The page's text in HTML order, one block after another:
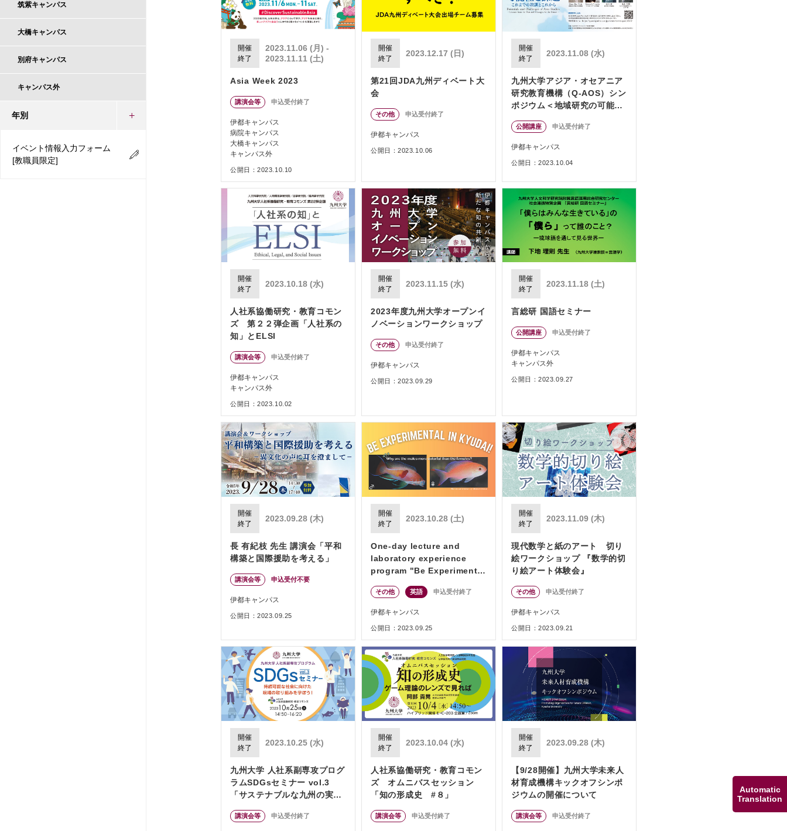
Automatic
Translation
開催
終了
2023.11.06 (月) -
2023.11.11 (土)
Asia Week 2023
講演会等 申込受付終了
伊都キャンパス
病院キャンパス
大橋キャンパス
キャンパス外
公開日：2023.10.10
開催
終了
2023.12.17 (日)
第21回JDA九州ディベート大
会
その他 申込受付終了
伊都キャンパス
公開日：2023.10.06
開催
終了
2023.11.08 (水)
九州大学アジア・オセアニア
研究教育機構（Q-AOS）シン
ポジウム＜地域研究の可能性
れから＞
公開講座 申込受付終了
伊都キャンパス
公開日：2023.10.04
開催
終了
2023.10.18 (水)
人社系協働研究・教育コモン
ズ 第２２弾企画「人社系の
知」とELSI
講演会等 申込受付終了
伊都キャンパス
キャンパス外
公開日：2023.10.02
開催
終了
2023.11.15 (水)
2023年度九州大学オープンイ
ノベーションワークショップ
その他 申込受付終了
伊都キャンパス
公開日：2023.09.29
開催
終了
2023.11.18 (土)
言総研 国語セミナー
公開講座 申込受付終了
伊都キャンパス
キャンパス外
公開日：2023.09.27
開催
終了
2023.09.28 (木)
長 有紀枝 先生 講演会「平和
構築と国際援助を考える」
講演会等 申込受付不要
伊都キャンパス
公開日：2023.09.25
開催
終了
2023.10.28 (土)
One-day lecture and
laboratory experience
program "Be Experimental
その他 英語 申込受付終了
伊都キャンパス
公開日：2023.09.25
開催
終了
2023.11.09 (木)
現代数学と紙のアート 切り
絵ワークショップ 『数学的切
り絵アート体験会』
その他 申込受付終了
伊都キャンパス
公開日：2023.09.21
開催
終了
2023.10.25 (水)
九州大学 人社系副専攻プログ
ラムSDGsセミナー vol.3
「サステナブルな九州の実現
と」
講演会等 申込受付終了
開催
終了
2023.10.04 (水)
人社系協働研究・教育コモン
ズ オムニバスセッション
「知の形成史 #８」
講演会等 申込受付終了
開催
終了
2023.09.28 (木)
【9/28開催】九州大学未来人
材育成機構キックオフシンポ
ジウムの開催について
講演会等 申込受付終了
筑紫キャンパス
大橋キャンパス
別府キャンパス
キャンパス外
年別
イベント情報入力フォーム
[教職員限定]